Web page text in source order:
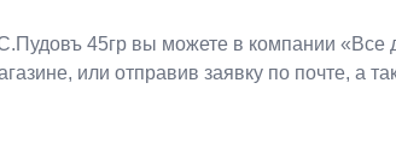
45гр вы можете в компании «Bce
или отправив заявку по почте, а